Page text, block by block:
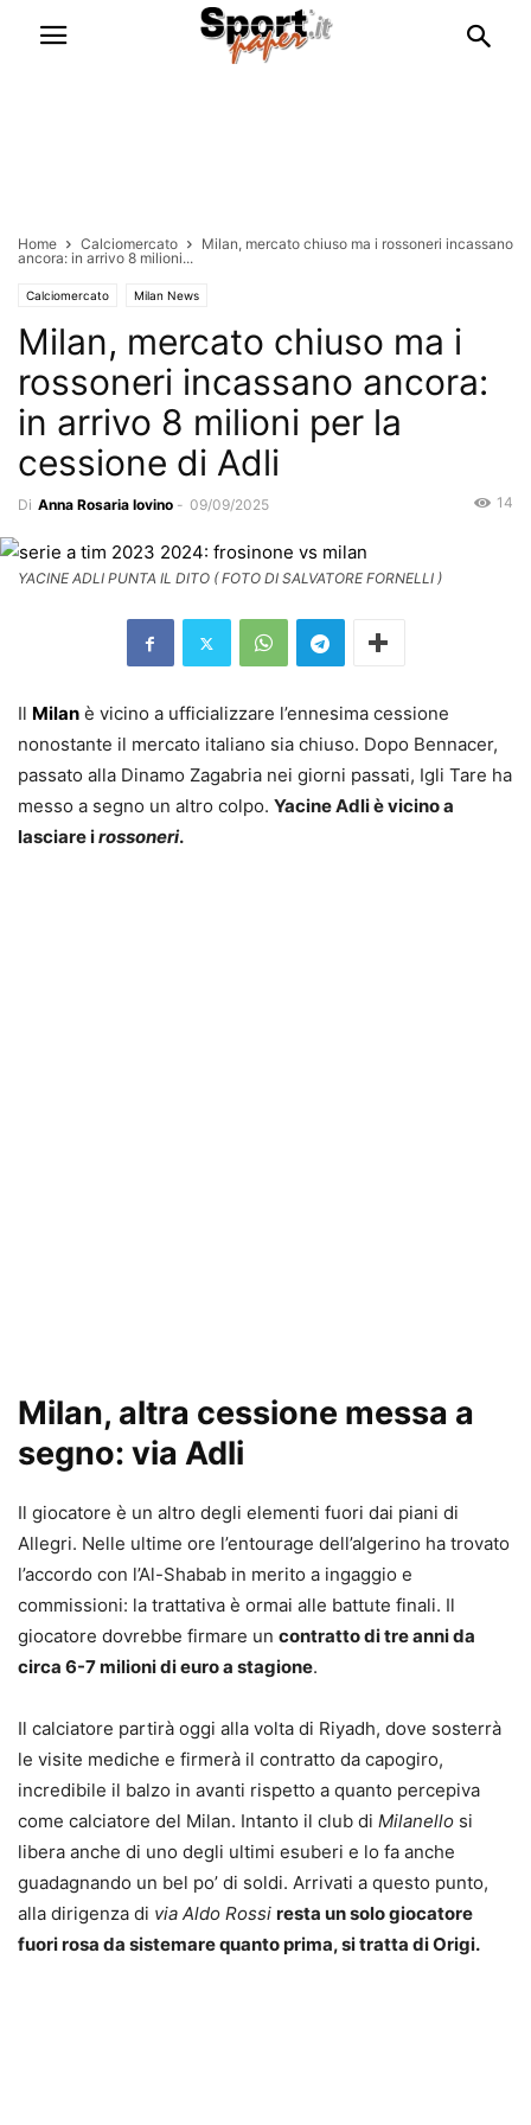
Home Calciomercato
Milan, mercato chiuso ma i rossoneri incassano
ancora: in arrivo 8 milioni...
Calciomercato Milan News
Milan, mercato chiuso ma i
rossoneri incassano ancora:
in arrivo 8 milioni per la
cessione di Adli
Di Anna Rosaria Iovino - 09/09/2025 14
YACINE ADLI PUNTA IL DITO ( FOTO DI SALVATORE FORNELLI )
Il Milan è vicino a ufficializzare l’ennesima cessione
nonostante il mercato italiano sia chiuso. Dopo Bennacer,
passato alla Dinamo Zagabria nei giorni passati, Igli Tare ha
messo a segno un altro colpo. Yacine Adli è vicino a
lasciare irossoneri.
Milan, altra cessione messa a
segno: via Adli
Il giocatore è un altro degli elementi fuori dai piani di
Allegri. Nelle ultime ore l’entourage dell’algerino ha trovato
l’accordo con l’Al-Shabab in merito a ingaggio e
commissioni: la trattativa è ormai alle battute finali. Il
giocatore dovrebbe firmare un contratto di tre anni da
circa 6-7 milioni di euro a stagione.
Il calciatore partirà oggi alla volta di Riyadh, dove sosterrà
le visite mediche e firmerà il contratto da capogiro,
incredibile il balzo in avanti rispetto a quanto percepiva
come calciatore del Milan. Intanto il club di Milanello si
libera anche di uno degli ultimi esuberi e lo fa anche
guadagnando un bel po’ di soldi. Arrivati a questo punto,
alla dirigenza di via Aldo Rossi resta un solo giocatore
fuori rosa da sistemare quanto prima, si tratta di Origi.